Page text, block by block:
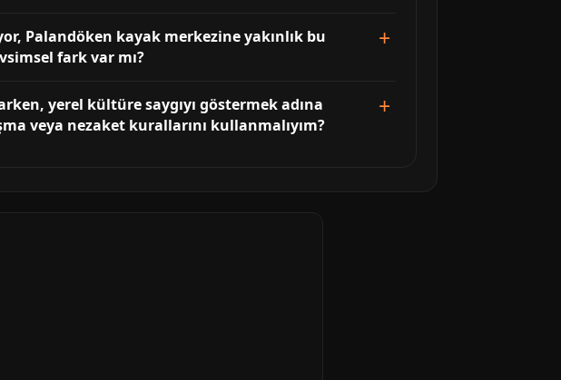
Palandöken kayak merkezine yakınlık bu
fark var mı?
yerel kültüre saygıyı göstermek adına
veya nezaket kurallarını kullanmalıyım?